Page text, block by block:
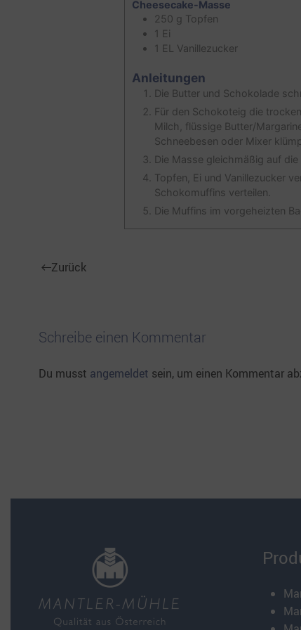
Cheesecake-Masse
250 g Topfen
1 Ei
1 EL Vanillezucker
Anleitungen
Die Butter und Schokolade
Für den Schokoteig die
Milch, flüssige Butter/
Schneebesen oder Mixer
Die Masse gleichmäßig auf
Topfen, Ei und Vanillezucker
Schokomuffins verteilen.
Die Muffins im vorgeheizten
Zurück
Schreibe einen Kommentar
Du musst angemeldet sein, um einen Kommentar